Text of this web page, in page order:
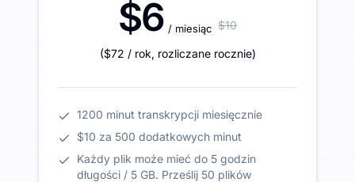
$6 / miesiąc $10
($72 / rok, rozliczane rocznie)
1200 minut transkrypcji miesięcznie
$10 za 500 dodatkowych minut
Każdy plik może mieć do 5 godzin
długości / 5 GB. Prześlij 50 plików